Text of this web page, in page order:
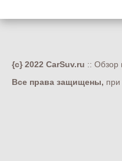
{c} 2022 CarSuv.ru :: Обзор
Все права защищены,